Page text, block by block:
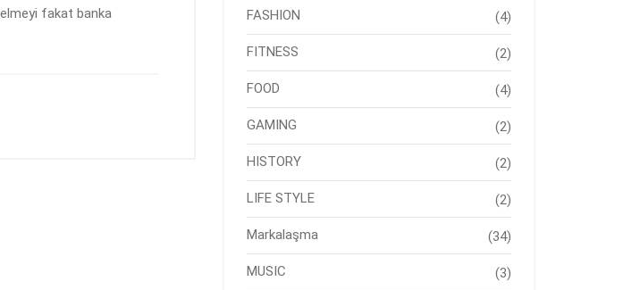
fakat banka
FASHION (4)
FITNESS (2)
FOOD (4)
GAMING (2)
HISTORY (2)
LIFE STYLE (2)
Markalaşma (34)
MUSIC (3)